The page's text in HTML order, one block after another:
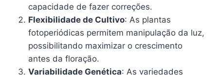
capacidade de fazer correções.
Flexibilidade de Cultivo: As plantas
fotoperiódicas permitem manipulação da luz,
possibilitando maximizar o crescimento
antes da floração.
Variabilidade Genética: As variedades